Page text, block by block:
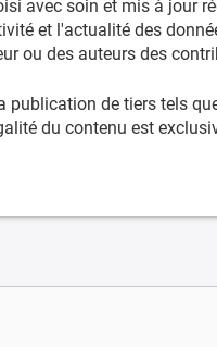
avec soin et mis à jour
et l'actualité des
ou des auteurs des
publication de tiers tels
du contenu est